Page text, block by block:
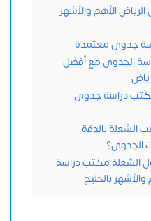
الأهم والأشهر
جدوى معتمدة
الجدوى مع أفضل
دراسة جدوى
الشعلة بالدقة
الجدوى؟
الشعلة مكتب دراسة
بالخليج